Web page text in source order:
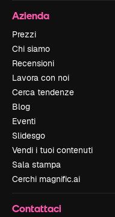
Azienda
Prezzi
Chi siamo
Recensioni
Lavora con noi
Cerca tendenze
Blog
Eventi
Slidesgo
Vendi i tuoi contenuti
Sala stampa
Cerchi magnific.ai
Contattaci